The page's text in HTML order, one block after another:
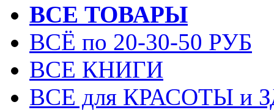
ВСЕ ТОВАРЫ
ВСЁ по 20-30-50 РУБ
ВСЕ КНИГИ
ВСЕ для КРАСОТЫ и